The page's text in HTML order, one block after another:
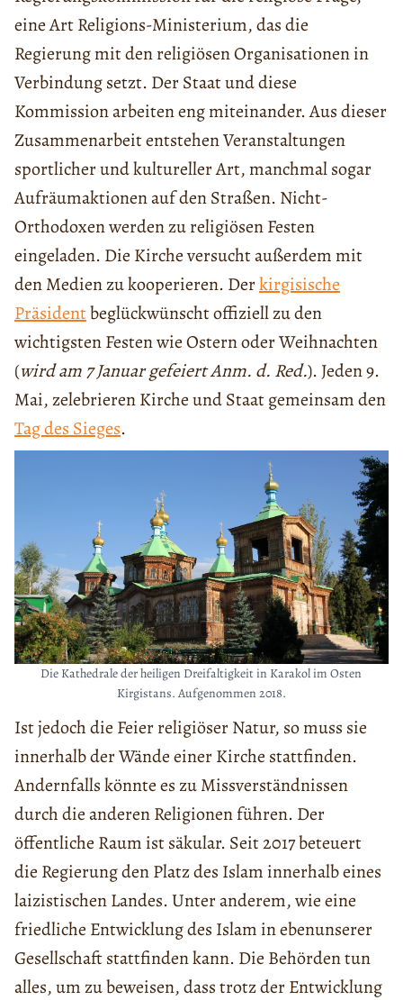
eine Art Religions-Ministerium, das die
Regierung mit den religiösen Organisationen in
Verbindung setzt. Der Staat und diese
Kommission arbeiten eng miteinander. Aus dieser
Zusammenarbeit entstehen Veranstaltungen
sportlicher und kultureller Art, manchmal sogar
Aufräumaktionen auf den Straßen. Nicht-
Orthodoxen werden zu religiösen Festen
eingeladen. Die Kirche versucht außerdem mit
den Medien zu kooperieren. Derkirgisische
Präsidentbeglückwünscht offiziell zu den
wichtigsten Festen wie Ostern oder Weihnachten
(wird am 7 Januar gefeiert Anm. d. Red.). Jeden 9.
Mai, zelebrieren Kirche und Staat gemeinsam den
Tag des Sieges.
Die Kathedrale der heiligen Dreifaltigkeit in Karakol im Osten
Kirgistans. Aufgenommen 2018.
Ist jedoch die Feier religiöser Natur, so muss sie
innerhalb der Wände einer Kirche stattfinden.
Andernfalls könnte es zu Missverständnissen
durch die anderen Religionen führen. Der
öffentliche Raum ist säkular. Seit 2017 beteuert
die Regierung den Platz des Islam innerhalb eines
laizistischen Landes. Unter anderem, wie eine
friedliche Entwicklung des Islam in ebenunserer
Gesellschaft stattfinden kann. Die Behörden tun
alles, um zu beweisen, dass trotz der Entwicklung